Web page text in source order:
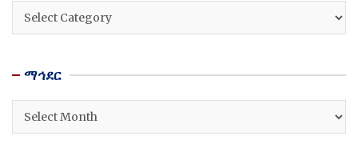
ዘርፎች
ማኅደር
ማኅደር